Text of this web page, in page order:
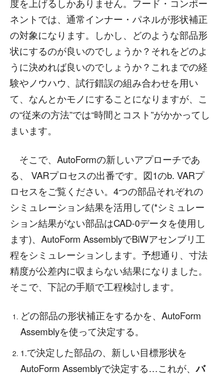
度を上げるしかありません。フード・コンポー
ネントでは、通常インナー・パネルが形状補正
の対象になります。しかし、どのような部品形
状にするのが良いのでしょうか？それをどのよ
うに決めれば良いのでしょうか？これまでの経
験やノウハウ、試行錯誤の組み合わせを用い
て、なんとかモノにすることになりますが、こ
の“従来の方法”では“時間とコスト”がかかってし
まいます。
そこで、AutoFormの新しいアプローチであ
る、 VARプロセスの出番です。図1のb. VARプ
ロセスをご覧ください。4つの部品それぞれの
シミュレーション結果を活用して(*シミュレー
ション結果がない部品はCAD-0データを使用し
ます)、AutoForm AssemblyでBiWアセンブリ工
程をシミュレーションします。予想通り、寸法
精度が公差内に収まらない結果になりました。
そこで、下記の手順で工程検討します。
どの部品の形状補正をするかを、AutoForm
Assemblyを使って決定する。
1.で決定した部品の、新しい目標形状を
AutoForm Assemblyで決定する…これが、バ